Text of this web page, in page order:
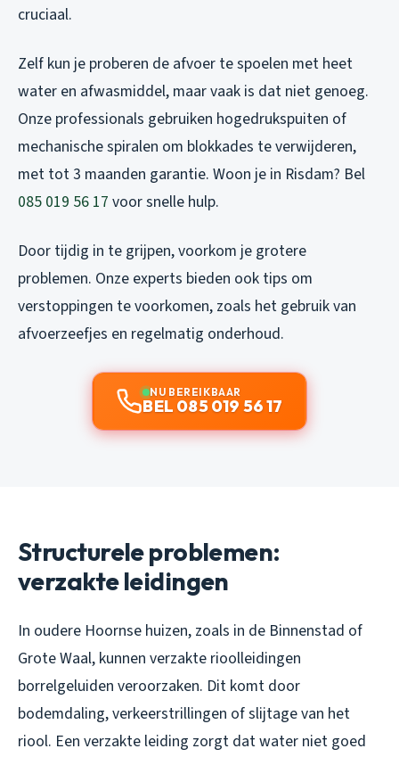
cruciaal.
Zelf kun je proberen de afvoer te spoelen met heet
water en afwasmiddel, maar vaak is dat niet genoeg.
Onze professionals gebruiken hogedrukspuiten of
mechanische spiralen om blokkades te verwijderen,
met tot 3 maanden garantie. Woon je in Risdam? Bel
085 019 56 17 voor snelle hulp.
Door tijdig in te grijpen, voorkom je grotere
problemen. Onze experts bieden ook tips om
verstoppingen te voorkomen, zoals het gebruik van
afvoerzeefjes en regelmatig onderhoud.
NU BEREIKBAAR
BEL 085 019 56 17
Structurele problemen:
verzakte leidingen
In oudere Hoornse huizen, zoals in de Binnenstad of
Grote Waal, kunnen verzakte rioolleidingen
borrelgeluiden veroorzaken. Dit komt door
bodemdaling, verkeerstrillingen of slijtage van het
riool. Een verzakte leiding zorgt dat water niet goed